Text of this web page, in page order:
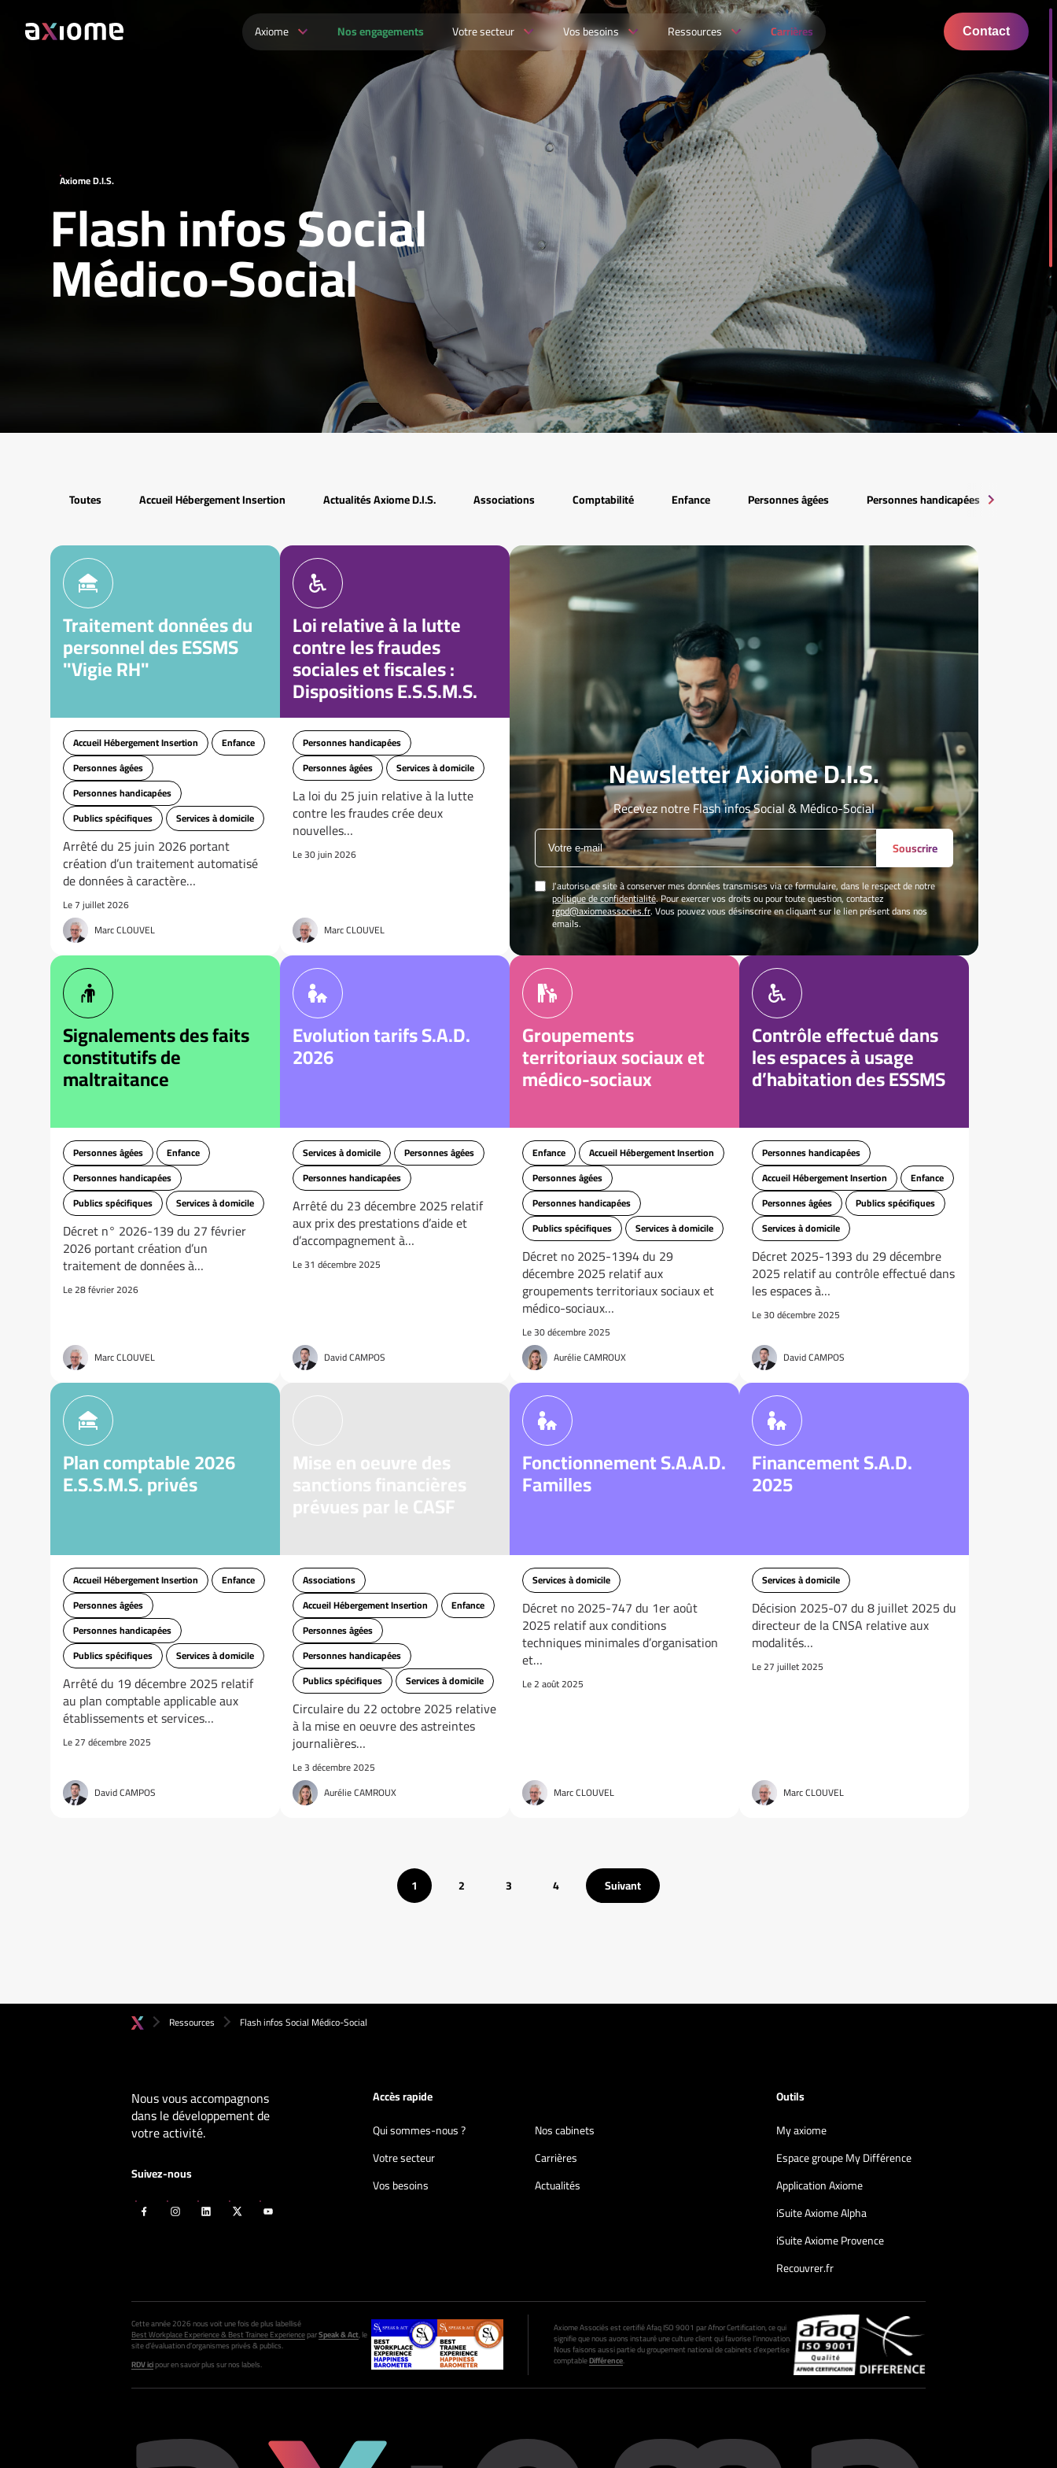
Axiome Nos engagements Votre secteur Vos besoins Ressources Carrières Contact
Axiome D.I.S.
Flash infos Social
Médico-Social
Toutes Accueil Hébergement Insertion Actualités Axiome D.I.S. Associations Comptabilité Enfance Personnes âgées Personnes handicapées
Traitement données du
personnel des ESSMS
"Vigie RH"
Accueil Hébergement Insertion
Enfance
Personnes âgées
Personnes handicapées
Publics spécifiques
Services à domicile
Arrêté du 25 juin 2026 portant
création d’un traitement automatisé
de données à caractère…
Le 7 juillet 2026
Marc CLOUVEL
Loi relative à la lutte
contre les fraudes
sociales et fiscales :
Dispositions E.S.S.M.S.
Personnes handicapées
Personnes âgées
Services à domicile
La loi du 25 juin relative à la lutte
contre les fraudes crée deux
nouvelles…
Le 30 juin 2026
Marc CLOUVEL
Signalements des faits
constitutifs de
maltraitance
Personnes âgées
Enfance
Personnes handicapées
Publics spécifiques
Services à domicile
Décret n° 2026-139 du 27 février
2026 portant création d’un
traitement de données à…
Le 28 février 2026
Marc CLOUVEL
Evolution tarifs S.A.D.
2026
Services à domicile
Personnes âgées
Personnes handicapées
Arrêté du 23 décembre 2025 relatif
aux prix des prestations d’aide et
d’accompagnement à…
Le 31 décembre 2025
David CAMPOS
Groupements
territoriaux sociaux et
médico-sociaux
Enfance
Accueil Hébergement Insertion
Personnes âgées
Personnes handicapées
Publics spécifiques
Services à domicile
Décret no 2025-1394 du 29
décembre 2025 relatif aux
groupements territoriaux sociaux et
médico-sociaux…
Le 30 décembre 2025
Aurélie CAMROUX
Contrôle effectué dans
les espaces à usage
d’habitation des ESSMS
Personnes handicapées
Accueil Hébergement Insertion
Enfance
Personnes âgées
Publics spécifiques
Services à domicile
Décret 2025-1393 du 29 décembre
2025 relatif au contrôle effectué dans
les espaces à…
Le 30 décembre 2025
David CAMPOS
Plan comptable 2026
E.S.S.M.S. privés
Accueil Hébergement Insertion
Enfance
Personnes âgées
Personnes handicapées
Publics spécifiques
Services à domicile
Arrêté du 19 décembre 2025 relatif
au plan comptable applicable aux
établissements et services…
Le 27 décembre 2025
David CAMPOS
Mise en oeuvre des
sanctions financières
prévues par le CASF
Associations
Accueil Hébergement Insertion
Enfance
Personnes âgées
Personnes handicapées
Publics spécifiques
Services à domicile
Circulaire du 22 octobre 2025 relative
à la mise en oeuvre des astreintes
journalières…
Le 3 décembre 2025
Aurélie CAMROUX
Fonctionnement S.A.A.D.
Familles
Services à domicile
Décret no 2025-747 du 1er août
2025 relatif aux conditions
techniques minimales d’organisation
et…
Le 2 août 2025
Marc CLOUVEL
Financement S.A.D.
2025
Services à domicile
Décision 2025-07 du 8 juillet 2025 du
directeur de la CNSA relative aux
modalités…
Le 27 juillet 2025
Marc CLOUVEL
Newsletter Axiome D.I.S.
Recevez notre Flash infos Social & Médico-Social
Souscrire
J'autorise ce site à conserver mes données transmises via ce formulaire, dans le respect de notre
politique de confidentialité. Pour exercer vos droits ou pour toute question, contactez
rgpd@axiomeassocies.fr. Vous pouvez vous désinscrire en cliquant sur le lien présent dans nos
emails.
1 2 3 4 Suivant
Ressources Flash infos Social Médico-Social
Nous vous accompagnons
dans le développement de
votre activité.
Suivez-nous
Accès rapide
Qui sommes-nous ?
Nos cabinets
Votre secteur
Carrières
Vos besoins
Actualités
Outils
My axiome
Espace groupe My Différence
Application Axiome
iSuite Axiome Alpha
iSuite Axiome Provence
Recouvrer.fr
Cette année 2026 nous voit une fois de plus labellisé
Best Workplace Experience & Best Trainee ExperienceparSpeak & Act, le
site d’évaluation d’organismes privés & publics.
RDV icipour en savoir plus sur nos labels.
Axiome Associés est certifié Afaq ISO 9001 par Afnor Certification, ce qui
signifie que nous avons instauré une culture client qui favorise l’innovation.
Nous faisons aussi partie du groupement national de cabinets d’expertise
comptableDifférence.